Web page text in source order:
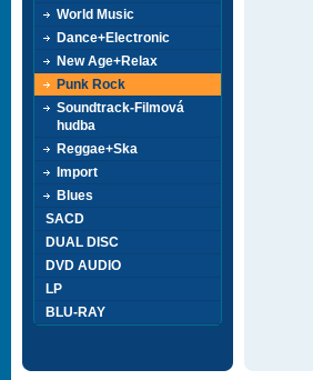
World Music
Dance+Electronic
New Age+Relax
Punk Rock
Soundtrack-Filmová
hudba
Reggae+Ska
Import
Blues
SACD
DUAL DISC
DVD AUDIO
LP
BLU-RAY